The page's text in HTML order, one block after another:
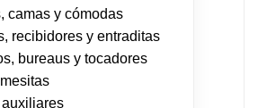
camas y cómodas
recibidores y entraditas
bureaus y tocadores